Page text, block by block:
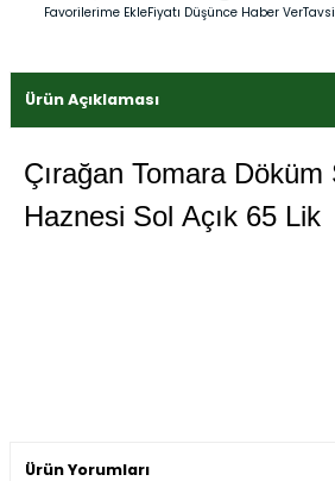
Fiyatı Düşünce Haber Ver
Ürün Açıklaması
Çırağan Tomara Döküm
Haznesi Sol Açık 65 Lik
Ürün Yorumları